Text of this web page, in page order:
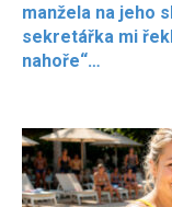
manžela na jeho
sekretářka mi
nahoře“…